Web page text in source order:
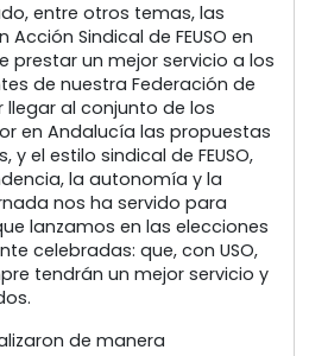
entre otros temas, las
Sindical de FEUSO en
prestar un mejor servicio a los
de nuestra Federación de
llegar al conjunto de los
en Andalucía las propuestas
el estilo sindical de FEUSO,
la autonomía y la
nos ha servido para
lanzamos en las elecciones
celebradas: que, con USO,
tendrán un mejor servicio y
de manera